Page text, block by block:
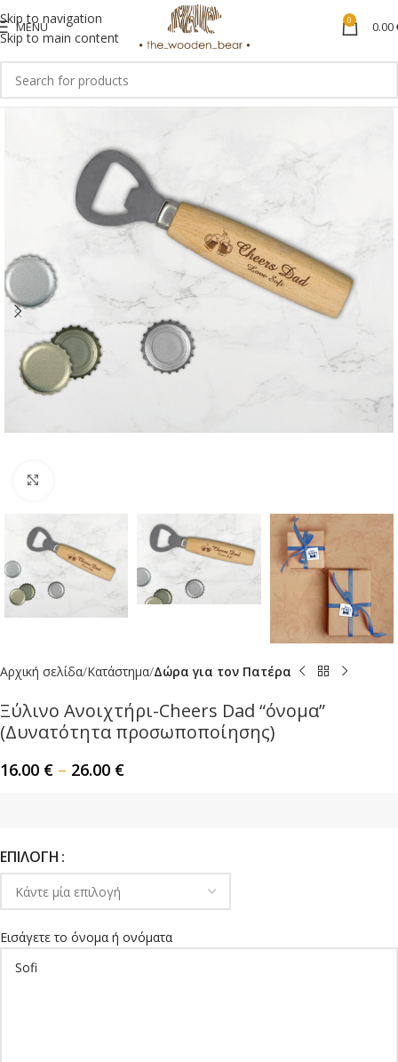
Skip to navigation
Skip to main content
MENU 0 0.00
Αρχική σελίδα Κατάστημα Δώρα για τον Πατέρα
Ξύλινο Ανοιχτήρι-Cheers Dad “όνομα”
(Δυνατότητα προσωποποίησης)
16.00 € – 26.00 €
ΕΠΙΛΟΓΉ
Εισάγετε το όνομα ή ονόματα